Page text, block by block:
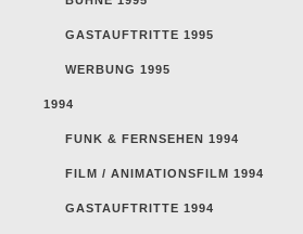
GASTAUFTRITTE 1995
WERBUNG 1995
1994
FUNK & FERNSEHEN 1994
FILM / ANIMATIONSFILM 1994
GASTAUFTRITTE 1994